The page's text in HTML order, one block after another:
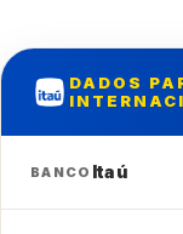
DADOS
BANCO Itaú